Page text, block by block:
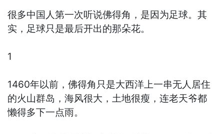
很多中国人第一次听说佛得角，是因为足球。其
实，足球只是最后开出的那朵花。
1
1460年以前，佛得角只是大西洋上一串无人居住
的火山群岛，海风很大，土地很瘦，连老天爷都
懒得多下一点雨。